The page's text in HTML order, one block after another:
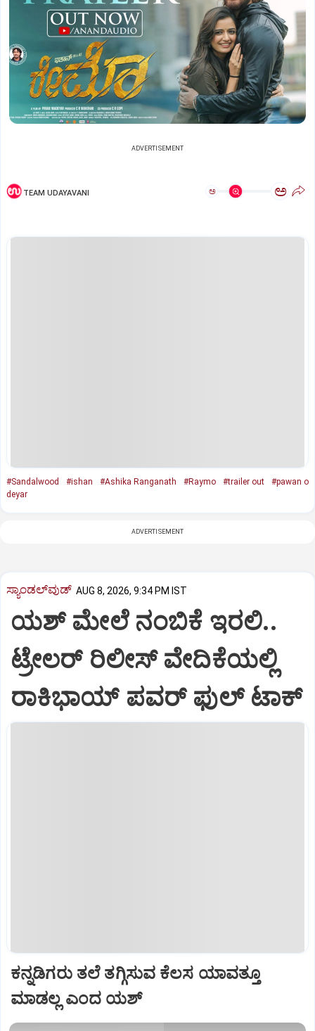
ADVERTISEMENT
TEAM UDAYAVANI ಅ ಅ
#Sandalwood #ishan #Ashika Ranganath #Raymo #trailer out
#pawan o
deyar
ADVERTISEMENT
ಸ್ಯಾಂಡಲ್‌ವುಡ್‌ AUG 8, 2026, 9:34 PM IST
ಯಶ್‌ ಮೇಲೆ ನಂಬಿಕೆ ಇರಲಿ..
ಟ್ರೇಲರ್‌ ರಿಲೀಸ್‌ ವೇದಿಕೆಯಲ್ಲಿ
ರಾಕಿಭಾಯ್‌ ಪವರ್‌ ಫುಲ್‌ ಟಾಕ್
ಕನ್ನಡಿಗರು ತಲೆ ತಗ್ಗಿಸುವ ಕೆಲಸ ಯಾವತ್ತೂ
ಮಾಡಲ್ಲ ಎಂದ ಯಶ್